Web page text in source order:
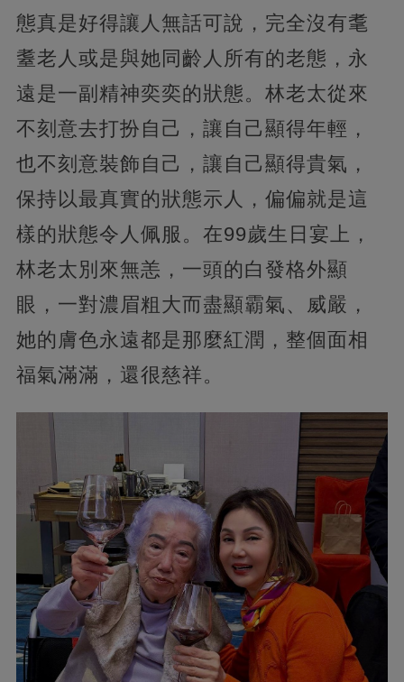
態真是好得讓人無話可說，完全沒有耄
耋老人或是與她同齡人所有的老態，永
遠是一副精神奕奕的狀態。林老太從來
不刻意去打扮自己，讓自己顯得年輕，
也不刻意裝飾自己，讓自己顯得貴氣，
保持以最真實的狀態示人，偏偏就是這
樣的狀態令人佩服。在99歲生日宴上，
林老太別來無恙，一頭的白發格外顯
眼，一對濃眉粗大而盡顯霸氣、威嚴，
她的膚色永遠都是那麼紅潤，整個面相
福氣滿滿，還很慈祥。